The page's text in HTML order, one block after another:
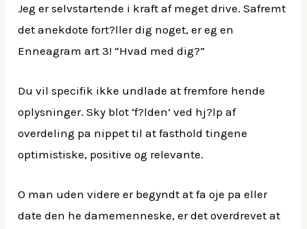
Jeg er selvstartende i kraft af meget drive. Safremt
det anekdote fort?ller dig noget, er eg en
Enneagram art 3! “Hvad med dig?”
Du vil specifik ikke undlade at fremfore hende
oplysninger. Sky blot ‘f?lden’ ved hj?lp af
overdeling pa nippet til at fasthold tingene
optimistiske, positive og relevante.
O man uden videre er begyndt at fa oje pa eller
date den he damemenneske, er det overdrevet at